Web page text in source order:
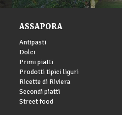
ASSAPORA
Antipasti
Dolci
Primi piatti
Prodotti tipici liguri
Ricette di Riviera
Secondi piatti
Street food